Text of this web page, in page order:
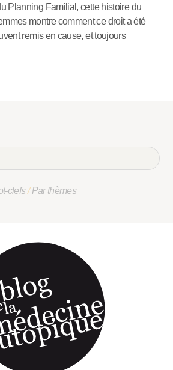
Planning Familial, cette histoire du
montre comment ce droit a été
remis en cause, et toujours
clefs/Par thèmes